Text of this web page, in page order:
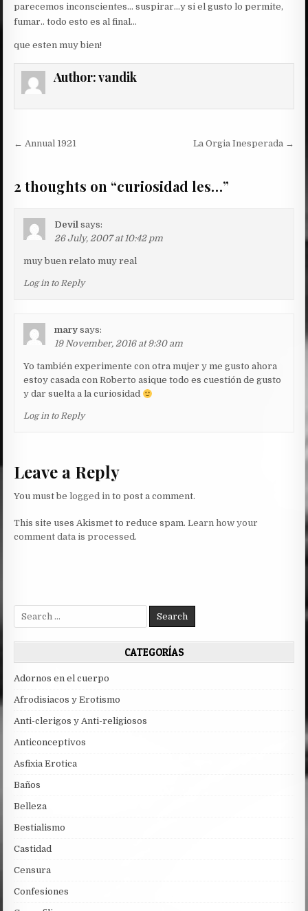
parecemos inconscientes… suspirar…y si el gusto lo permite,
fumar.. todo esto es al final…
que esten muy bien!
Author:vandik
Post
← Annual 1921 La Orgia Inesperada →
2 thoughts on “curiosidad les…”
Devil says:
26 July, 2007 at 10:42 pm
muy buen relato muy real
Log in to Reply
mary says:
19 November, 2016 at 9:30 am
Yo también experimente con otra mujer y me gusto ahora
estoy casada con Roberto asique todo es cuestión de gusto
y dar suelta a la curiosidad
Log in to Reply
Leave a Reply
You must belogged in to post a comment.
This site uses Akismet to reduce spam.Learn how your
comment data is processed.
Search
for:
CATEGORÍAS
Adornos en el cuerpo
Afrodisiacos y Erotismo
Anti-clerigos y Anti-religiosos
Anticonceptivos
Asfixia Erotica
Baños
Belleza
Bestialismo
Castidad
Censura
Confesiones